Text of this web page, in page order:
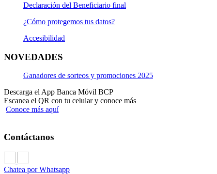
Declaración del Beneficiario final
¿Cómo protegemos tus datos?
Accesibilidad
NOVEDADES
Ganadores de sorteos y promociones 2025
Descarga el App Banca Móvil BCP
Escanea el QR con tu celular y conoce más
Conoce más aquí
Contáctanos
Chatea por Whatsapp